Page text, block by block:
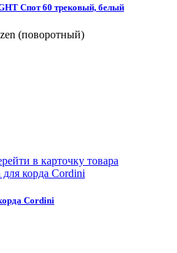
Спот 60 трековый, белый
(поворотный)
в карточку товара
Cordini